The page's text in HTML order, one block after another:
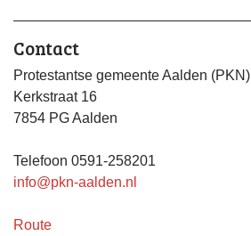
Contact
Protestantse gemeente Aalden (PKN)
Kerkstraat 16
7854 PG Aalden
Telefoon 0591-258201
info@pkn-aalden.nl
Route